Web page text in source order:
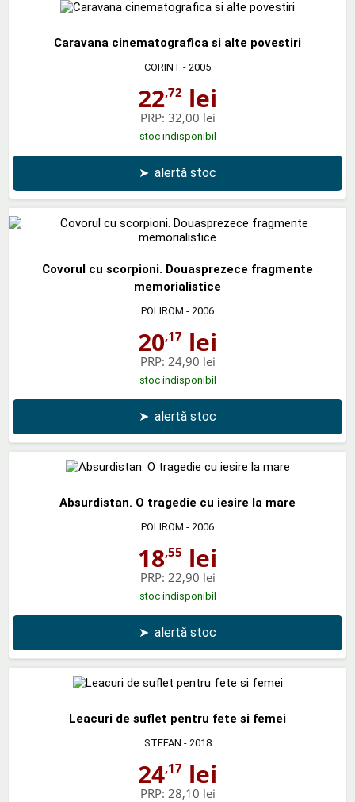
Caravana cinematografica si alte povestiri
CORINT - 2005
22,72 lei
PRP: 32,00 lei
stoc indisponibil
➤ alertă stoc
Covorul cu scorpioni. Douasprezece fragmente
memorialistice
POLIROM - 2006
20,17 lei
PRP: 24,90 lei
stoc indisponibil
➤ alertă stoc
Absurdistan. O tragedie cu iesire la mare
POLIROM - 2006
18,55 lei
PRP: 22,90 lei
stoc indisponibil
➤ alertă stoc
Leacuri de suflet pentru fete si femei
STEFAN - 2018
24,17 lei
PRP: 28,10 lei